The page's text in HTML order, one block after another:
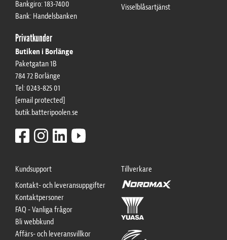
Add to existing cart row
Bankgiro: 183-7400
Bank: Handelsbanken
Privatkunder
Butiken i Borlänge
Paketgatan 1B
784 72 Borlänge
Tel: 0243-825 01
[email protected]
butik.batteripoolen.se
Visselblåsartjänst
Kundsupport
Kontakt- och leveransuppgifter
Kontaktpersoner
FAQ - Vanliga frågor
Bli webbkund
Affärs- och leveransvillkor
Tillverkare